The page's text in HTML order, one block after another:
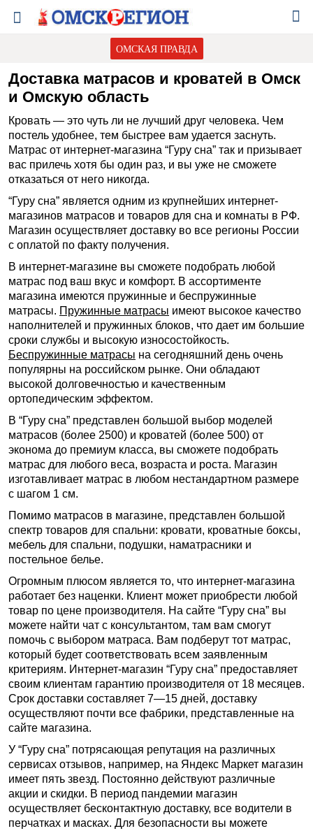
ОМСКАЯ ПРАВДА
Доставка матрасов и кроватей в Омск
и Омскую область
Кровать — это чуть ли не лучший друг человека. Чем
постель удобнее, тем быстрее вам удается заснуть.
Матрас от интернет-магазина “Гуру сна” так и призывает
вас прилечь хотя бы один раз, и вы уже не сможете
отказаться от него никогда.
“Гуру сна” является одним из крупнейших интернет-
магазинов матрасов и товаров для сна и комнаты в РФ.
Магазин осуществляет доставку во все регионы России
с оплатой по факту получения.
В интернет-магазине вы сможете подобрать любой
матрас под ваш вкус и комфорт. В ассортименте
магазина имеются пружинные и беспружинные
матрасы. Пружинные матрасы имеют высокое качество
наполнителей и пружинных блоков, что дает им большие
сроки службы и высокую износостойкость.
Беспружинные матрасы на сегодняшний день очень
популярны на российском рынке. Они обладают
высокой долговечностью и качественным
ортопедическим эффектом.
В “Гуру сна” представлен большой выбор моделей
матрасов (более 2500) и кроватей (более 500) от
эконома до премиум класса, вы сможете подобрать
матрас для любого веса, возраста и роста. Магазин
изготавливает матрас в любом нестандартном размере
с шагом 1 см.
Помимо матрасов в магазине, представлен большой
спектр товаров для спальни: кровати, кроватные боксы,
мебель для спальни, подушки, наматрасники и
постельное белье.
Огромным плюсом является то, что интернет-магазина
работает без наценки. Клиент может приобрести любой
товар по цене производителя. На сайте “Гуру сна” вы
можете найти чат с консультантом, там вам смогут
помочь с выбором матраса. Вам подберут тот матрас,
который будет соответствовать всем заявленным
критериям. Интернет-магазин “Гуру сна” предоставляет
своим клиентам гарантию производителя от 18 месяцев.
Срок доставки составляет 7—15 дней, доставку
осуществляют почти все фабрики, представленные на
сайте магазина.
У “Гуру сна” потрясающая репутация на различных
сервисах отзывов, например, на Яндекс Маркет магазин
имеет пять звезд. Постоянно действуют различные
акции и скидки. В период пандемии магазин
осуществляет бесконтактную доставку, все водители в
перчатках и масках. Для безопасности вы можете